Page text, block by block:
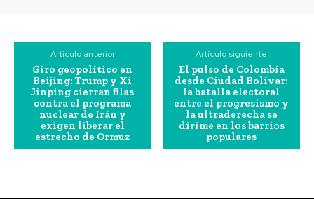
Artículo anterior
Giro geopolítico en
Beijing: Trump y Xi
Jinping cierran filas
contra el programa
nuclear de Irán y
exigen liberar el
estrecho de Ormuz
Artículo siguiente
El pulso de Colombia
desde Ciudad Bolívar:
la batalla electoral
entre el progresismo y
la ultraderecha se
dirime en los barrios
populares